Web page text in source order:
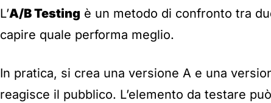
L’A/B Testing è un metodo di confronto tra
capire quale performa meglio.
In pratica, si crea una versione A e una
reagisce il pubblico. L’elemento da testare